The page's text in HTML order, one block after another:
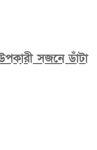
সজনে ডাঁটা